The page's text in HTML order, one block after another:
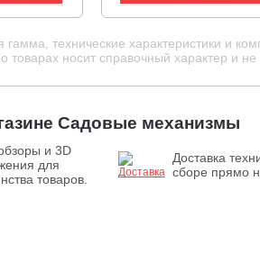
технические характеристики и
носит справочный характер и
Садовые механизмы
и 3D
для
товаров.
Доставка
сборе прямо